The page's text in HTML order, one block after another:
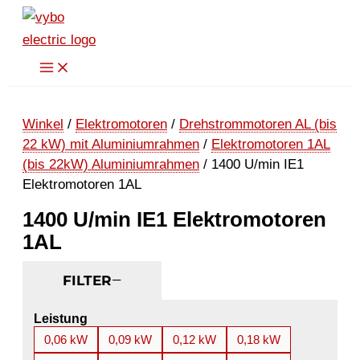
Zum
Inhalt
springen
Winkel / Elektromotoren / Drehstrommotoren AL (bis
22 kW) mit Aluminiumrahmen / Elektromotoren 1AL
(bis 22kW) Aluminiumrahmen / 1400 U/min IE1
Elektromotoren 1AL
1400 U/min IE1 Elektromotoren
1AL
FILTER
Leistung
0,06 kW
0,09 kW 0,12 kW
0,18 kW